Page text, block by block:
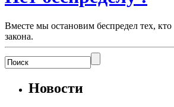
Вместе мы остановим беспредел тех,
закона.
Новости